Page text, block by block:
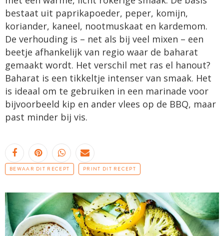
bestaat uit paprikapoeder, peper, komijn,
koriander, kaneel, nootmuskaat en ­kardemom.
De verhouding is – net als bij veel mixen – een
beetje afhankelijk van regio waar de baharat
gemaakt wordt. Het verschil met ras el hanout?
Baharat is een tikkeltje intenser van smaak. Het
is ideaal om te gebruiken in een ­marinade voor
bijvoorbeeld kip en ander vlees op de BBQ, maar
past minder bij vis.
BEWAAR DIT RECEPT PRINT DIT RECEPT